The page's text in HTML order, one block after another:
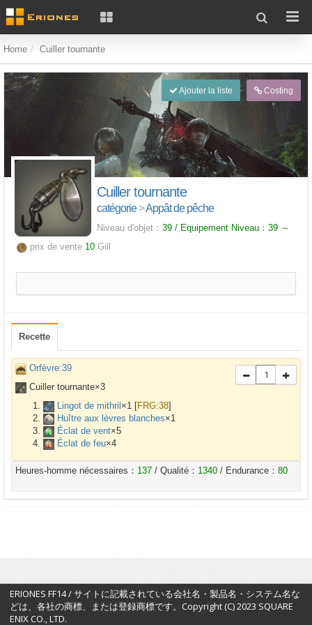
Home Cuiller tournante
Ajouter la liste Costing
Cuiller tournante
catégorie>Appât de pêche
Niveau d'objet： 39 / Equipement Niveau： 39 ～
prix de vente 10 Gill
Recette
Orfèvre:39
Cuiller tournante×3
Lingot de mithril ×1 [FRG:38]
Huître aux lèvres blanches×1
Éclat de vent×5
Éclat de feu×4
Heures-homme nécessaires： 137 / Qualité： 1340 / Endurance： 80
ERIONES FF14 / サイトに記載されている会社名・製品名・システム名な
どは、各社の商標、または登録商標です。Copyright (C) 2023 SQUARE
ENIX CO., LTD.